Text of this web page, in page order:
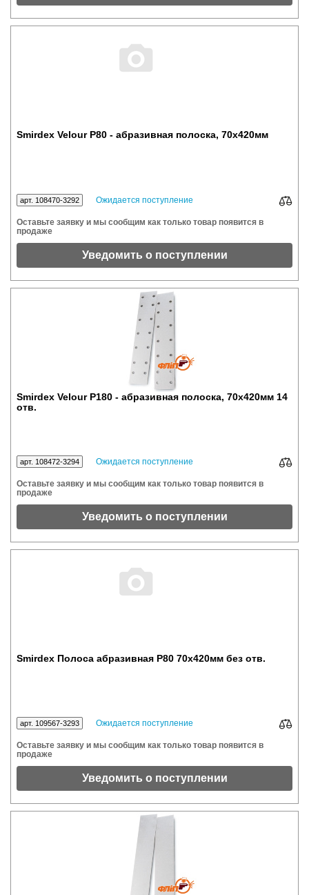
Smirdex Velour Р80 - абразивная полоска, 70x420мм
арт. 108470-3292 Ожидается поступление
Оставьте заявку и мы сообщим как только товар появится в
продаже
Уведомить о поступлении
Smirdex Velour Р180 - абразивная полоска, 70x420мм 14
отв.
арт. 108472-3294 Ожидается поступление
Оставьте заявку и мы сообщим как только товар появится в
продаже
Уведомить о поступлении
Smirdex Полоса абразивная P80 70x420мм без отв.
арт. 109567-3293 Ожидается поступление
Оставьте заявку и мы сообщим как только товар появится в
продаже
Уведомить о поступлении